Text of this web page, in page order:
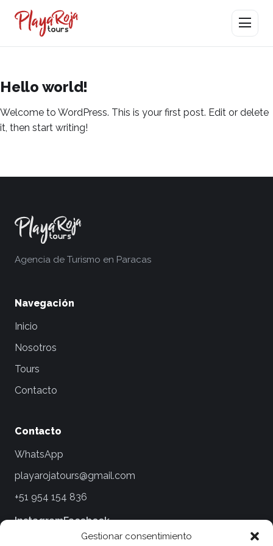
Gestionar consentimiento
Abrir menú
Hello world!
Welcome to WordPress. This is your first post. Edit or delete
it, then start writing!
Agencia de Turismo en Paracas
Navegación
Inicio
Nosotros
Tours
Contacto
Contacto
WhatsApp
playarojatours@gmail.com
+51 954 154 836
InstagramFacebook